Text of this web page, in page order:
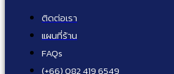
ติดต่อเรา
แผนที่ร้าน
FAQs
(+66) 082 419 6549